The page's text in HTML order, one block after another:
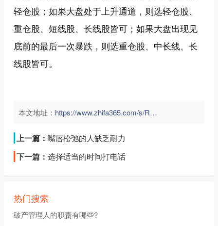
轻仓股；如果大盘处于上升通道，则选轻仓股、
重仓股、短线股、长线股皆可；如果大盘出现见
底前的最后一次暴跌，则选重仓股、中长线、长
线股皆可。
本文地址： https://www.zhifa365.com/s/RNhFkS6DgpPbt5E9">
上一篇： 嘴唇松弛的人缺乏耐力
下一篇： 选择适当的时间打电话
热门搜索
破产管理人的职责有哪些?